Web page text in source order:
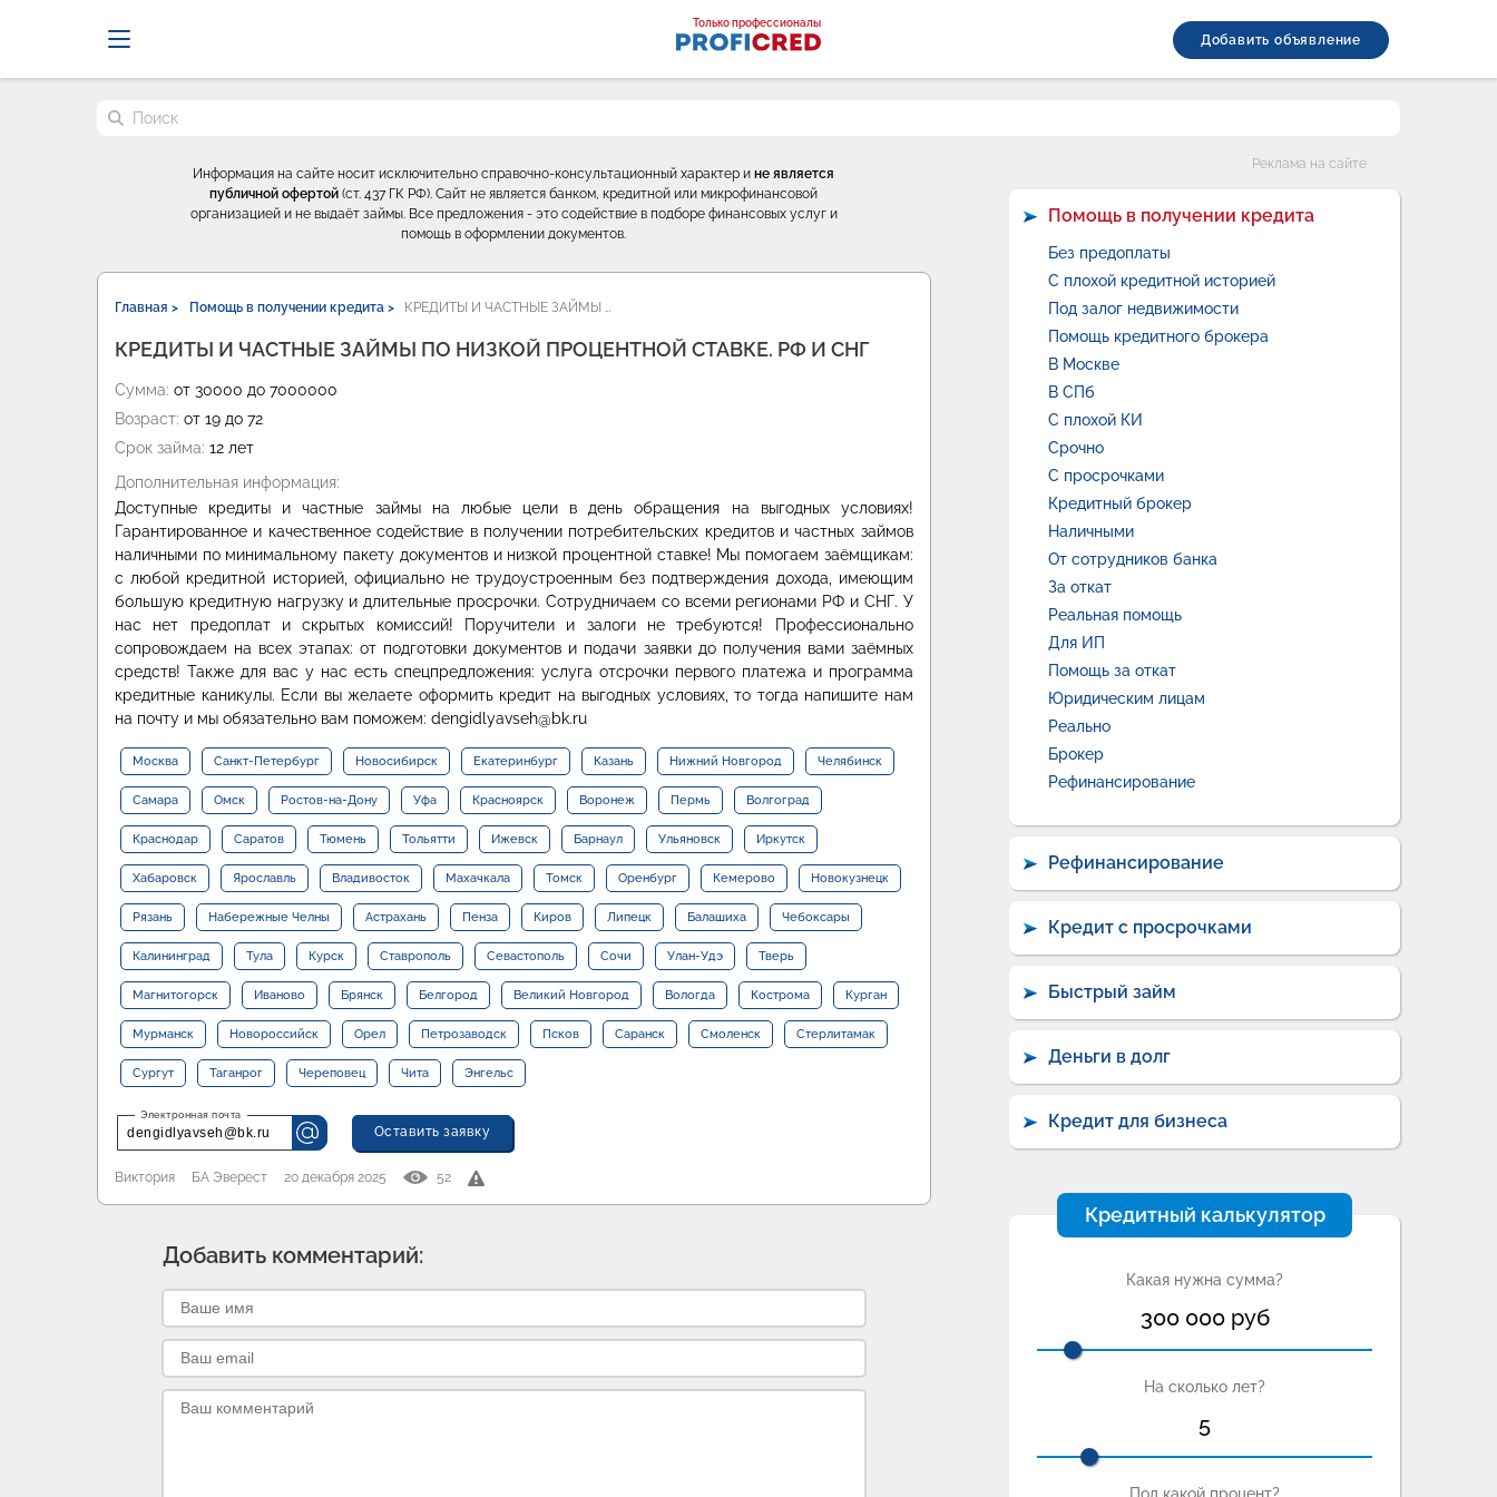
Только профессионалы
Добавить объявление
Поиск по сайту
Информация на сайте носит исключительно справочно-консультационный характер ине является
публичной офертой (ст. 437 ГК РФ). Сайт не является банком, кредитной или микрофинансовой
организацией и не выдаёт займы. Все предложения - это содействие в подборе финансовых услуг и
помощь в оформлении документов.
Главная > Помощь в получении кредита > КРЕДИТЫ И ЧАСТНЫЕ ЗАЙМЫ …
КРЕДИТЫ И ЧАСТНЫЕ ЗАЙМЫ ПО НИЗКОЙ ПРОЦЕНТНОЙ СТАВКЕ. РФ И СНГ
Сумма: от 30000 до 7000000
Возраст: от 19 до 72
Срок займа: 12 лет
Дополнительная информация:
Доступные кредиты и частные займы на любые цели в день обращения на выгодных условиях!
Гарантированное и качественное содействие в получении потребительских кредитов и частных займов
наличными по минимальному пакету документов и низкой процентной ставке! Мы помогаем заёмщикам:
с любой кредитной историей, официально не трудоустроенным без подтверждения дохода, имеющим
большую кредитную нагрузку и длительные просрочки. Сотрудничаем со всеми регионами РФ и СНГ. У
нас нет предоплат и скрытых комиссий! Поручители и залоги не требуются! Профессионально
сопровождаем на всех этапах: от подготовки документов и подачи заявки до получения вами заёмных
средств! Также для вас у нас есть спецпредложения: услуга отсрочки первого платежа и программа
кредитные каникулы. Если вы желаете оформить кредит на выгодных условиях, то тогда напишите нам
на почту и мы обязательно вам поможем: dengidlyavseh@bk.ru
Москва Санкт-Петербург Новосибирск Екатеринбург Казань Нижний Новгород Челябинск
Самара Омск Ростов-на-Дону Уфа Красноярск Воронеж Пермь Волгоград
Краснодар Саратов Тюмень Тольятти Ижевск Барнаул Ульяновск Иркутск
Хабаровск Ярославль Владивосток Махачкала Томск Оренбург Кемерово Новокузнецк
Рязань Набережные Челны Астрахань Пенза Киров Липецк Балашиха Чебоксары
Калининград Тула Курск Ставрополь Севастополь Сочи Улан-Удэ Тверь
Магнитогорск Иваново Брянск Белгород Великий Новгород Вологда Кострома Курган
Мурманск Новороссийск Орел Петрозаводск Псков Саранск Смоленск Стерлитамак
Сургут Таганрог Череповец Чита Энгельс
dengidlyavseh@bk.ru Оставить заявку
Виктория БА Эверест 20 декабря 2025 52
Добавить комментарий:
Реклама на сайте
Помощь в получении кредита
Без предоплаты
С плохой кредитной историей
Под залог недвижимости
Помощь кредитного брокера
В Москве
В СПб
С плохой КИ
Срочно
С просрочками
Кредитный брокер
Наличными
От сотрудников банка
За откат
Реальная помощь
Для ИП
Помощь за откат
Юридическим лицам
Реально
Брокер
Рефинансирование
Рефинансирование
Кредит с просрочками
Быстрый займ
Деньги в долг
Кредит для бизнеса
Кредитный калькулятор
Какая нужна сумма?
300 000руб
На сколько лет?
5